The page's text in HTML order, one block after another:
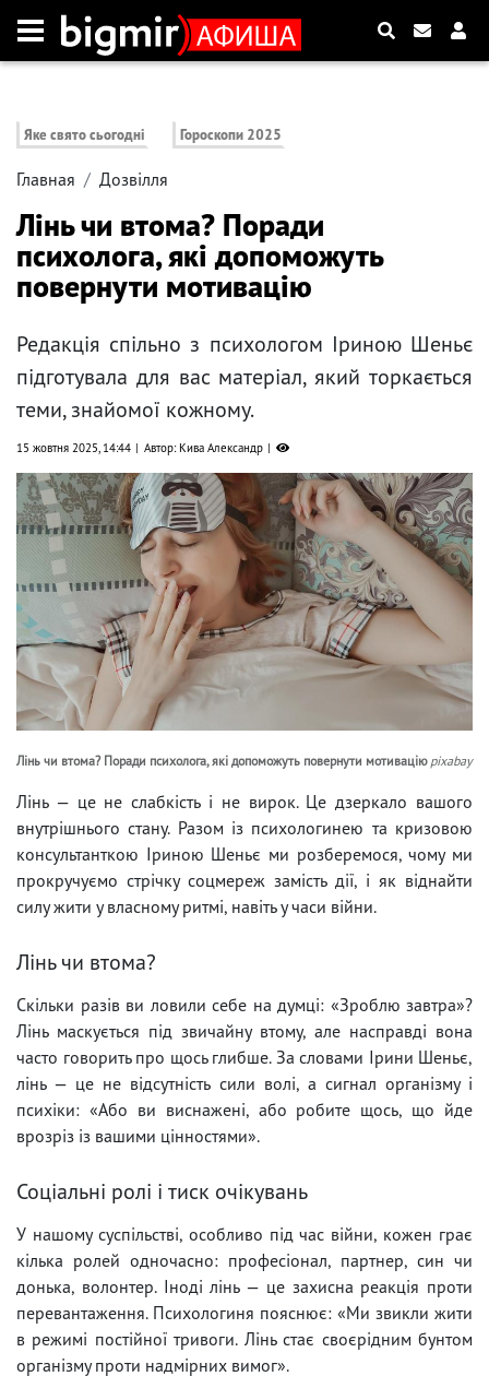
Яке свято сьогодні Гороскопи 2025
Главная Дозвілля
Лінь чи втома? Поради
психолога, які допоможуть
повернути мотивацію
Редакція спільно з психологом Іриною Шеньє
підготувала для вас матеріал, який торкається
теми, знайомої кожному.
15 жовтня 2025, 14:44 Автор: Кива Александр
Лінь чи втома? Поради психолога, які допоможуть повернути мотивацію pixabay
Лінь — це не слабкість і не вирок. Це дзеркало вашого
внутрішнього стану. Разом із психологинею та кризовою
консультанткою Іриною Шеньє ми розберемося, чому ми
прокручуємо стрічку соцмереж замість дії, і як віднайти
силу жити у власному ритмі, навіть у часи війни.
Лінь чи втома?
Скільки разів ви ловили себе на думці: «Зроблю завтра»?
Лінь маскується під звичайну втому, але насправді вона
часто говорить про щось глибше. За словами Ірини Шеньє,
лінь — це не відсутність сили волі, а сигнал організму і
психіки: «Або ви виснажені, або робите щось, що йде
врозріз із вашими цінностями».
Соціальні ролі і тиск очікувань
У нашому суспільстві, особливо під час війни, кожен грає
кілька ролей одночасно: професіонал, партнер, син чи
донька, волонтер. Іноді лінь — це захисна реакція проти
перевантаження. Психологиня пояснює: «Ми звикли жити
в режимі постійної тривоги. Лінь стає своєрідним бунтом
організму проти надмірних вимог».